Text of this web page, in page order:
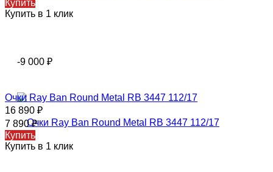
Купить
Купить в 1 клик
-9 000 ₽
Очки Ray Ban Round Metal RB 3447 112/17
16 890 ₽
7 890₽
Купить
Купить в 1 клик